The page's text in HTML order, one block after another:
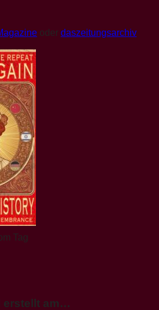
oder daszeitungsarchiv
Tag
erstellt am…